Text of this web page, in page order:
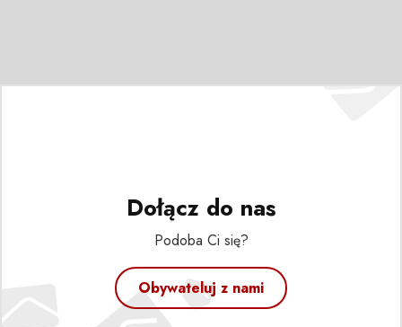
Dołącz do nas
Podoba Ci się?
Obywateluj z nami